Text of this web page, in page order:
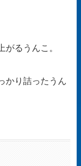
るうんこ。
かり詰ったうん